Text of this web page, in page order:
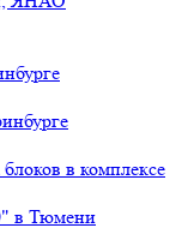
в комплексе
в Тюмени